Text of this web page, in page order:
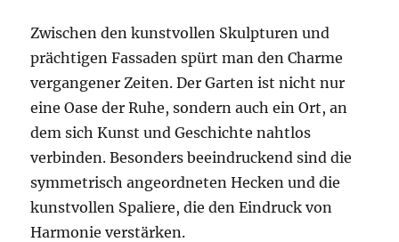
Zwischen den kunstvollen Skulpturen und
prächtigen Fassaden spürt man den Charme
vergangener Zeiten. Der Garten ist nicht nur
eine Oase der Ruhe, sondern auch ein Ort, an
dem sich Kunst und Geschichte nahtlos
verbinden. Besonders beeindruckend sind die
symmetrisch angeordneten Hecken und die
kunstvollen Spaliere, die den Eindruck von
Harmonie verstärken.